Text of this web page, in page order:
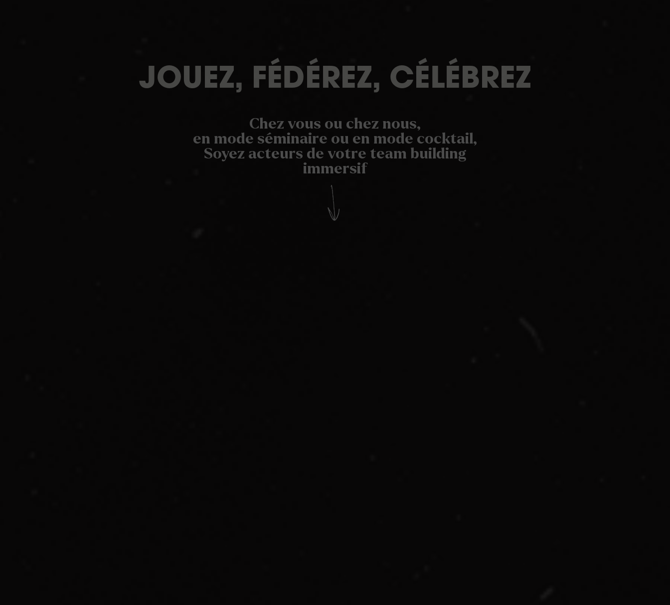
JOUEZ, FÉDÉREZ, CÉLÉBREZ
Chez vous ou chez nous,
en mode séminaire ou en mode cocktail,
Soyez acteurs de votre team building
immersif